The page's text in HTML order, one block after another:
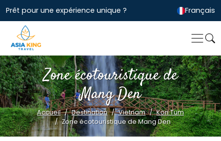
Prêt pour une expérience unique ? Français
Zone écotouristique de
Mang Den
Accueil Destination Vietnam
Kon Tum
Zone écotouristique de Mang Den